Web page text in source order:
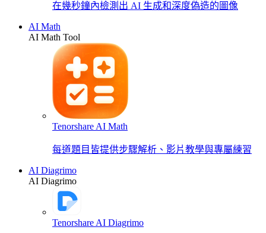
在幾秒鐘內檢測出 AI 生成和深度偽造的圖像
AI Math
AI Math Tool
Tenorshare AI Math
每道題目皆提供步驟解析、影片教學與專屬練習
AI Diagrimo
AI Diagrimo
Tenorshare AI Diagrimo